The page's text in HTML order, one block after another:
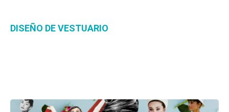
DISEÑO DE VESTUARIO